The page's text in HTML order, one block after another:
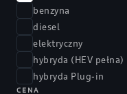
benzyna
diesel
elektryczny
hybryda (HEV pełna)
hybryda Plug-in
CENA